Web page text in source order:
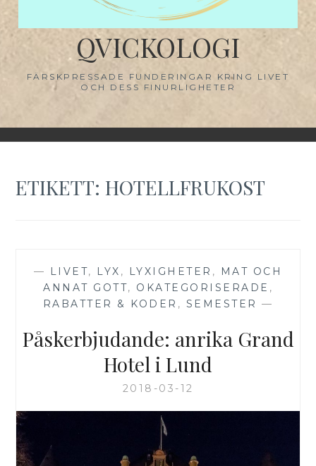
QVICKOLOGI
FÄRSKPRESSADE FUNDERINGAR KRING LIVET
OCH DESS FINURLIGHETER
ETIKETT:HOTELLFRUKOST
— LIVET, LYX , LYXIGHETER ,
MAT OCH
ANNAT GOTT, OKATEGORISERADE ,
RABATTER & KODER , SEMESTER —
Påskerbjudande: anrika Grand
Hotel i Lund
2018-03-12